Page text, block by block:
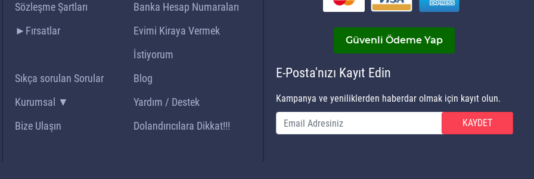
Sözleşme Şartları
Banka Hesap Numaraları
►Fırsatlar
Evimi Kiraya Vermek
İstiyorum
Sıkça sorulan Sorular
Blog
Kurumsal ▼
Yardım / Destek
Bize Ulaşın
Dolandırıcılara Dikkat!!!
Güvenli Ödeme Yap
E-Posta'nızı Kayıt Edin
Kampanya ve yeniliklerden haberdar olmak için kayıt olun.
KAYDET